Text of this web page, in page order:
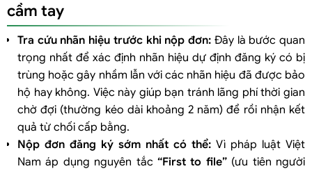
cầm tay
Tra cứu nhãn hiệu trước khi nộp đơn: Đây là bước quan
trọng nhất để xác định nhãn hiệu dự định đăng ký có bị
trùng hoặc gây nhầm lẫn với các nhãn hiệu đã được bảo
hộ hay không. Việc này giúp bạn tránh lãng phí thời gian
chờ đợi (thường kéo dài khoảng 2 năm) để rồi nhận kết
quả từ chối cấp bằng.
Nộp đơn đăng ký sớm nhất có thể: Vì pháp luật Việt
Nam áp dụng nguyên tắc “First to file”(ưu tiên người